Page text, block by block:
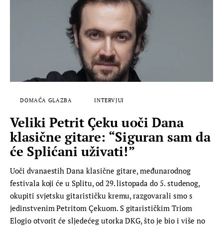
DOMAĆA GLAZBA INTERVJUI
Veliki Petrit Çeku uoči Dana
klasične gitare: “Siguran sam da
će Splićani uživati!”
Uoči dvanaestih Dana klasične gitare, međunarodnog
festivala koji će u Splitu, od 29. listopada do 5. studenog,
okupiti svjetsku gitarističku kremu, razgovarali smo s
jedinstvenim Petritom Çekuom. S gitarističkim Triom
Elogio otvorit će sljedećeg utorka DKG, što je bio i više no